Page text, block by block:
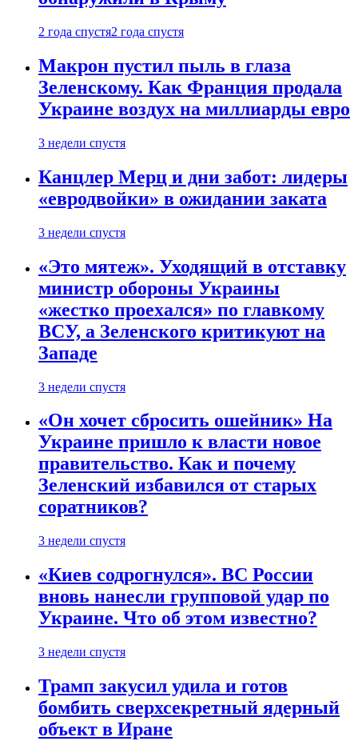
2 года спустя2 года спустя
Макрон пустил пыль в глаза
Зеленскому. Как Франция продала
Украине воздух на миллиарды евро
3 недели спустя
Канцлер Мерц и дни забот: лидеры
«евродвойки» в ожидании заката
3 недели спустя
«Это мятеж». Уходящий в отставку
министр обороны Украины
«жестко проехался» по главкому
ВСУ, а Зеленского критикуют на
Западе
3 недели спустя
«Он хочет сбросить ошейник» На
Украине пришло к власти новое
правительство. Как и почему
Зеленский избавился от старых
соратников?
3 недели спустя
«Киев содрогнулся». ВС России
вновь нанесли групповой удар по
Украине. Что об этом известно?
3 недели спустя
Трамп закусил удила и готов
бомбить сверхсекретный ядерный
объект в Иране